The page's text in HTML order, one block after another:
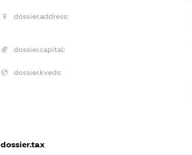
dossier.address:
dossier.capital:
dossier.kveds:
dossier.tax